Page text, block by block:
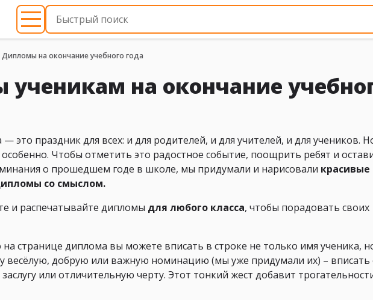
Дипломы на окончание учебного года
на окончание
— это праздник для всех: и для родителей, и для учителей, и для учеников.
Чтобы отметить это радостное событие, поощрить ребят и
о прошедшем годе в школе, мы придумали и нарисовали красивые
со смыслом.
и распечатывайте дипломы для любого класса, чтобы порадовать своих
странице диплома вы можете вписать в строке не только имя ученика,
весёлую, добрую или важную номинацию (мы уже придумали их) – вписать
заслугу или отличительную черту. Этот тонкий жест добавит